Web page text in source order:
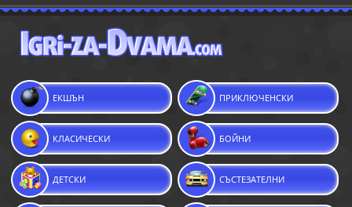
ЕКШЪН ПРИКЛЮЧЕНСКИ
КЛАСИЧЕСКИ БОЙНИ
ДЕТСКИ СЪСТЕЗАТЕЛНИ